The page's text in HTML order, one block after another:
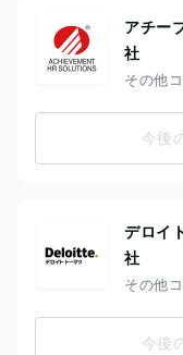
アチー
社
その他
今後
デロイ
社
その他
今後